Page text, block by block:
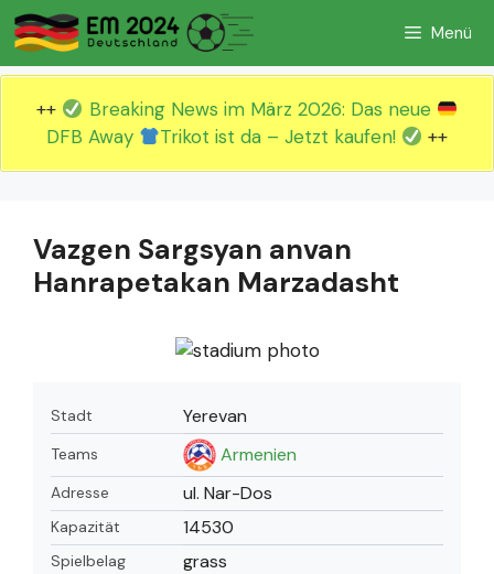
Zum
Inhalt
springen
Menü
++
Breaking News im März 2026: Das neue
DFB Away
Trikot ist da – Jetzt kaufen! ++
Vazgen Sargsyan anvan
Hanrapetakan Marzadasht
Stadt Yerevan
Teams Armenien
Adresse ul. Nar-Dos
Kapazität 14530
Spielbelag grass